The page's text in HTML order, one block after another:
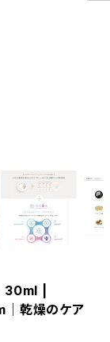
30ml |
乾燥のケア